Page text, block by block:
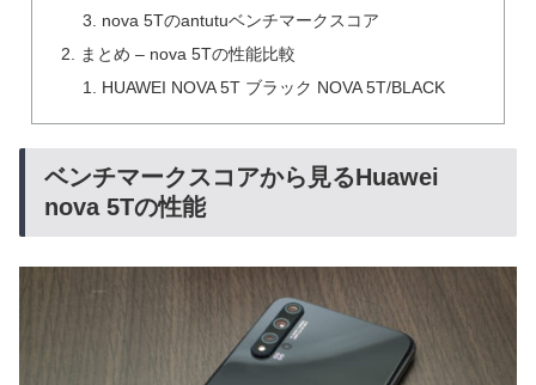
nova 5Tのantutuベンチマークスコア
まとめ – nova 5Tの性能比較
HUAWEI NOVA 5T ブラック NOVA 5T/BLACK
ベンチマークスコアから見るHuawei
nova 5Tの性能